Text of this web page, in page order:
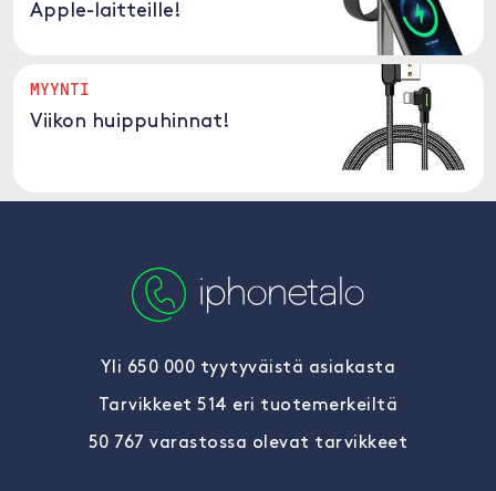
Apple-laitteille!
MYYNTI
Viikon huippuhinnat!
Yli 650 000 tyytyväistä asiakasta
Tarvikkeet 514 eri tuotemerkeiltä
50 767 varastossa olevat tarvikkeet